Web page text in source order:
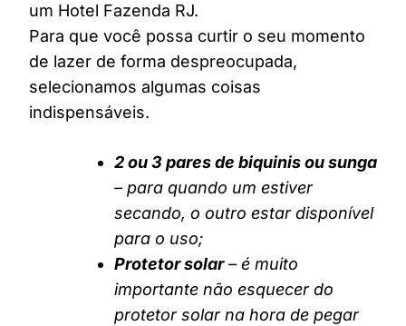
um Hotel Fazenda RJ.
Para que você possa curtir o seu momento
de lazer de forma despreocupada,
selecionamos algumas coisas
indispensáveis.
2 ou 3 pares de biquinis ou sunga
– para quando um estiver
secando, o outro estar disponível
para o uso;
Protetor solar– é muito
importante não esquecer do
protetor solar na hora de pegar